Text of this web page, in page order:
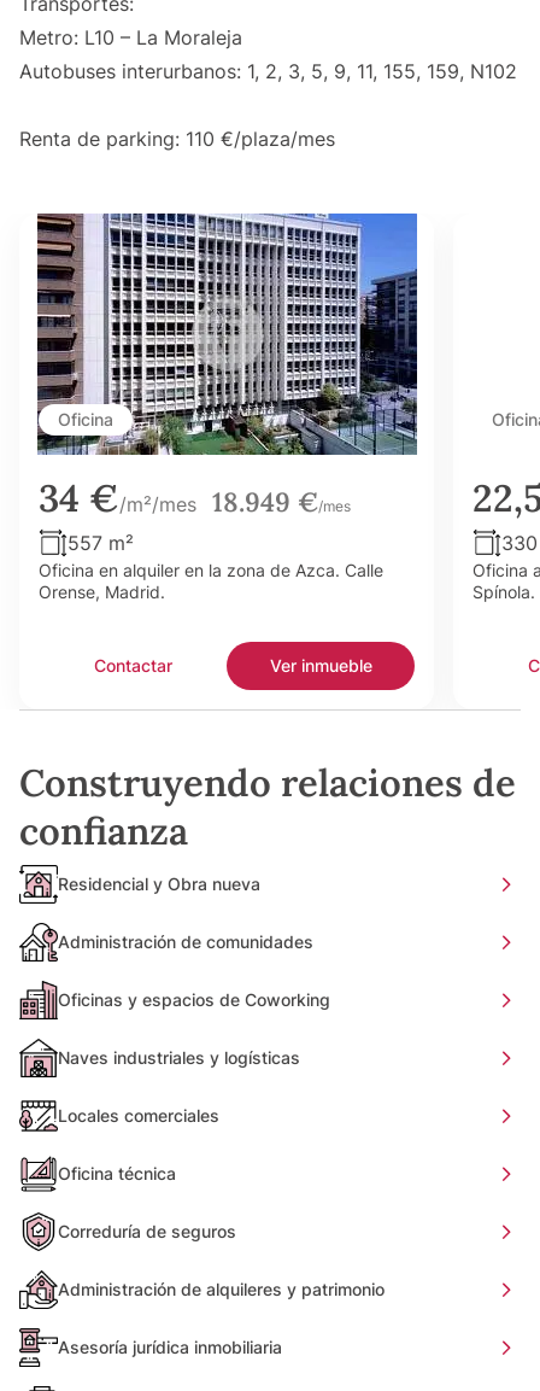
Metro: L10 – La Moraleja
Autobuses interurbanos: 1, 2, 3, 5, 9, 11, 155, 159, N102
Renta de parking: 110 €/plaza/mes
Oficina
34 €/m²/mes 18.949 €/mes
557 m²
Oficina en alquiler en la zona de Azca. Calle
Orense, Madrid.
Contactar Ver inmueble
Oficina
Spínola.
Construyendo relaciones de
confianza
Residencial y Obra nueva
Administración de comunidades
Oficinas y espacios de Coworking
Naves industriales y logísticas
Locales comerciales
Oficina técnica
Correduría de seguros
Administración de alquileres y patrimonio
Asesoría jurídica inmobiliaria